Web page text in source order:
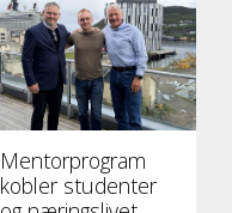
Mentorprogram
kobler studenter